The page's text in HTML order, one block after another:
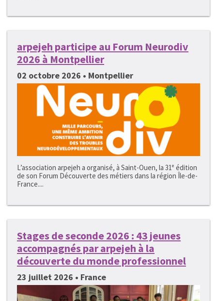
arpejeh participe au Forum Neurodiv
2026 à Montpellier
02 octobre 2026 • Montpellier
L’association arpejeh a organisé, à Saint-Ouen, la 31ᵉ édition
de son Forum Découverte des métiers dans la région Île-de-
France....
Stages de seconde 2026 : 43 jeunes
accompagnés par arpejeh à la
découverte du monde professionnel
23 juillet 2026 • France